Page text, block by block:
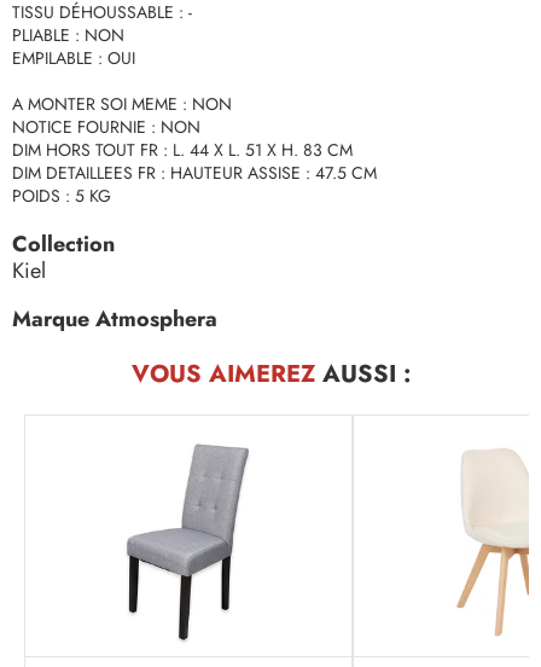
TISSU DÉHOUSSABLE : -
PLIABLE : NON
EMPILABLE : OUI
A MONTER SOI MEME : NON
NOTICE FOURNIE : NON
DIM HORS TOUT FR : L. 44 X L. 51 X H. 83 CM
DIM DETAILLEES FR : HAUTEUR ASSISE : 47.5 CM
POIDS : 5 KG
Collection
Kiel
Marque Atmosphera
VOUS AIMEREZAUSSI :